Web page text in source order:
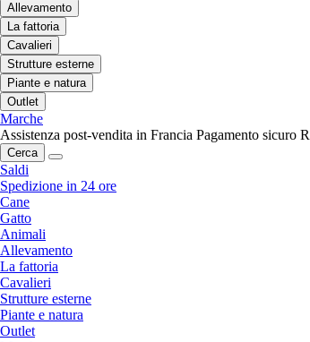
Allevamento
La fattoria
Cavalieri
Strutture esterne
Piante e natura
Outlet
Marche
Assistenza post-vendita in Francia Pagamento sicuro
Cerca
Saldi
Spedizione in 24 ore
Cane
Gatto
Animali
Allevamento
La fattoria
Cavalieri
Strutture esterne
Piante e natura
Outlet